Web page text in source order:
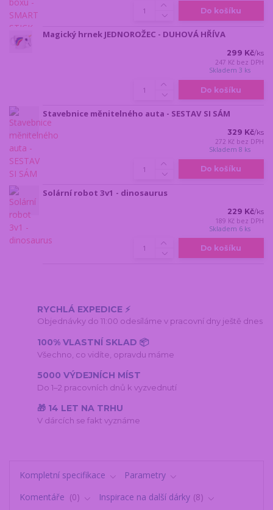
Do košíku
Magický hrnek JEDNOROŽEC - DUHOVÁ HŘÍVA
299 Kč/ks
247 Kč bez DPH
Skladem 3 ks
Do košíku
Stavebnice měnitelného auta - SESTAV SI SÁM
329 Kč/ks
272 Kč bez DPH
Skladem 8 ks
Do košíku
Solární robot 3v1 - dinosaurus
229 Kč/ks
189 Kč bez DPH
Skladem 6 ks
Do košíku
RYCHLÁ EXPEDICE ⚡
Objednávky do 11:00 odesíláme v pracovní dny ještě dnes
100% VLASTNÍ SKLAD 📦
Všechno, co vidíte, opravdu máme
5000 VÝDEJNÍCH MÍST
Do 1–2 pracovních dnů k vyzvednutí
🎁 14 LET NA TRHU
V dárcích se fakt vyznáme
Kompletní specifikace
Parametry
Komentáře
0 Inspirace na další dárky 8